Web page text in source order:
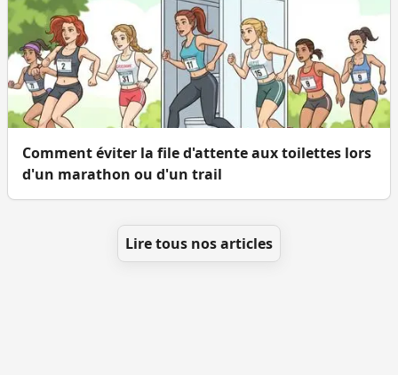
Comment éviter la file d'attente aux toilettes lors
d'un marathon ou d'un trail
Lire tous nos articles